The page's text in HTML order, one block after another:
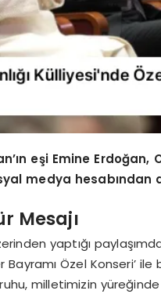
eşi Emine Erdoğan,
medya hesabından
Mesajı
yaptığı
Bayramı Özel Konseri’
milletimizin